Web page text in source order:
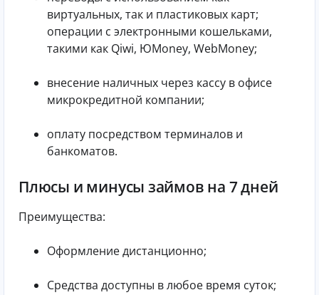
виртуальных, так и пластиковых карт;
операции с электронными кошельками,
такими как Qiwi, ЮMoney, WebMoney;
внесение наличных через кассу в офисе
микрокредитной компании;
оплату посредством терминалов и
банкоматов.
Плюсы и минусы займов на 7 дней
Преимущества:
Оформление дистанционно;
Средства доступны в любое время суток;